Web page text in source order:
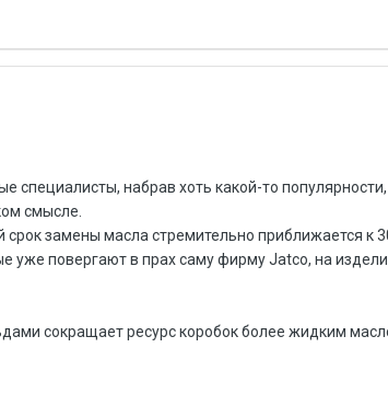
специалисты, набрав хоть какой-то
смысле.
замены масла стремительно приближается к
повергают в прах саму фирму Jatco, на
сокращает ресурс коробок более жидким